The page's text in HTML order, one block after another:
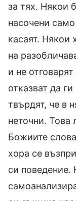
за тях. Някои
насочени
касаят. Някои
на
и не
отказват да
твърдят, че в
неточни. Това
Божиите
хора се
си поведение.